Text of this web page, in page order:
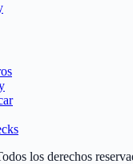
los derechos